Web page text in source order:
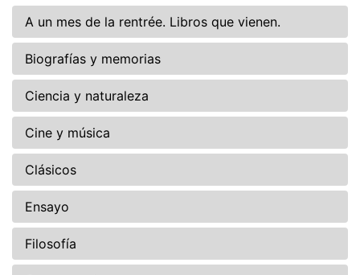
A un mes de la rentrée. Libros que vienen.
Biografías y memorias
Ciencia y naturaleza
Cine y música
Clásicos
Ensayo
Filosofía